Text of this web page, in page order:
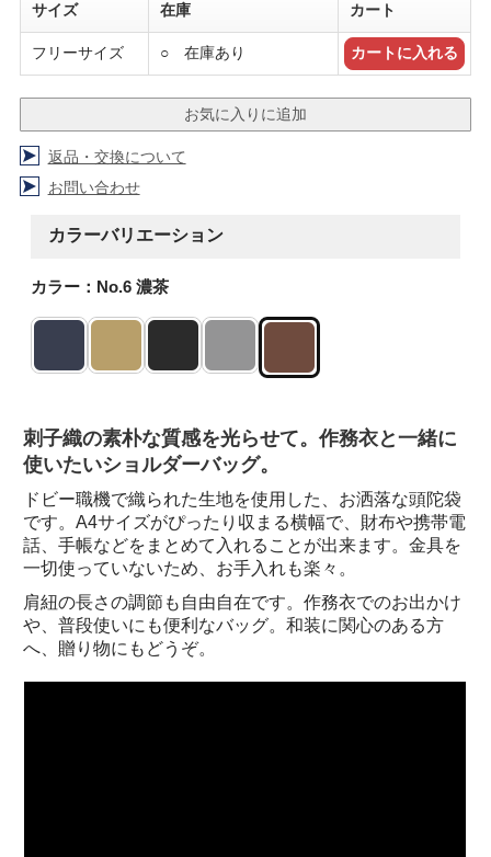
サイズ 在庫 カート
フリーサイズ ○ 在庫あり
返品・交換について
お問い合わせ
カラーバリエーション
カラー：No.6 濃茶
刺子織の素朴な質感を光らせて。作務衣と一緒に
使いたいショルダーバッグ。
ドビー職機で織られた生地を使用した、お洒落な頭陀袋
です。A4サイズがぴったり収まる横幅で、財布や携帯電
話、手帳などをまとめて入れることが出来ます。金具を
一切使っていないため、お手入れも楽々。
肩紐の長さの調節も自由自在です。作務衣でのお出かけ
や、普段使いにも便利なバッグ。和装に関心のある方
へ、贈り物にもどうぞ。